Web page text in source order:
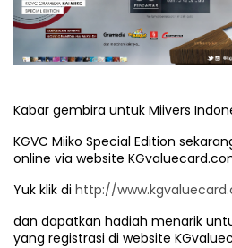
Kabar gembira untuk Miivers
KGVC Miiko Special Edition
online via website
Yuk klik di http://
dan dapatkan hadiah menarik
yang registrasi di website